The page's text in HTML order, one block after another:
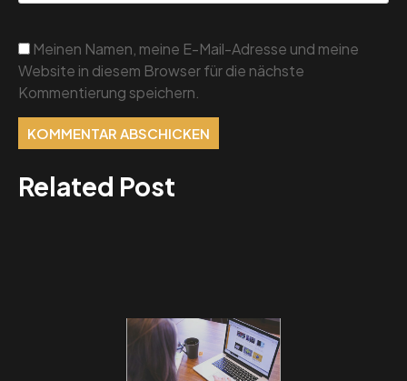
Meinen Namen, meine E-Mail-Adresse und meine
Website in diesem Browser für die nächste
Kommentierung speichern.
Related Post